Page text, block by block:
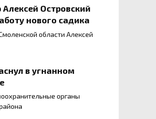
Алексей Островский
нового садика
области Алексей
в угнанном
органы